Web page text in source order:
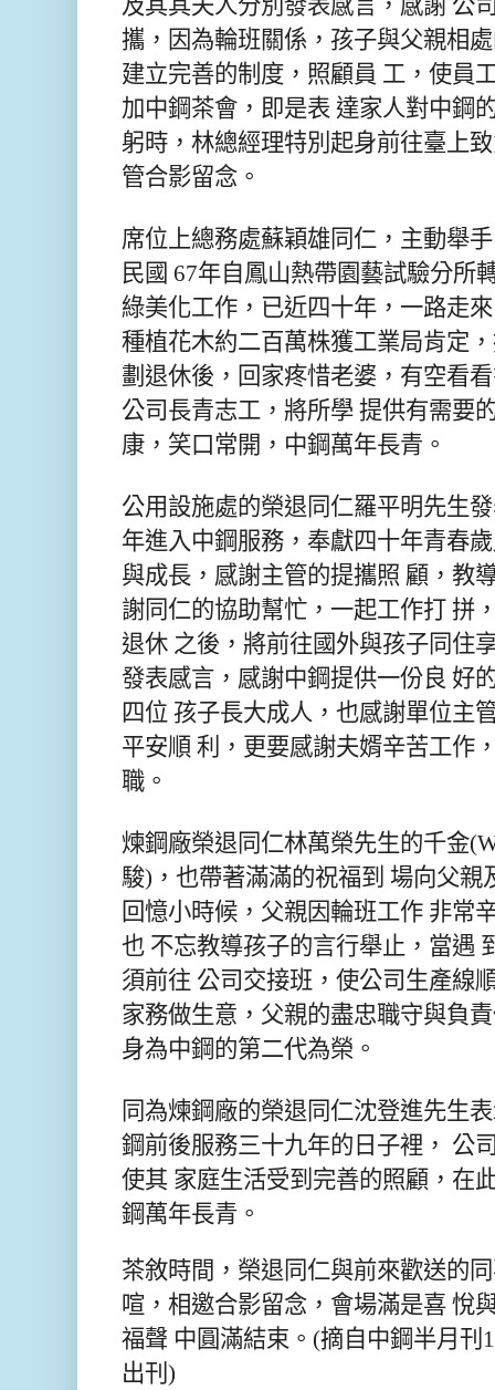
及其其夫人分別發表感言，感謝 公
攜，因為輪班關係，孩子與父親相
建立完善的制度，照顧員 工，使員
加中鋼茶會，即是表 達家人對中鋼
躬時，林總經理特別起身前往臺上
管合影留念。
席位上總務處蘇穎雄同仁，主動舉
民國 67年自鳳山熱帶園藝試驗分所
綠美化工作，已近四十年，一路走
種植花木約二百萬株獲工業局肯定
劃退休後，回家疼惜老婆，有空看
公司長青志工，將所學 提供有需要
康，笑口常開，中鋼萬年長青。
公用設施處的榮退同仁羅平明先生
年進入中鋼服務，奉獻四十年青春
與成長，感謝主管的提攜照 顧，教
謝同仁的協助幫忙，一起工作打 拼
退休 之後，將前往國外與孩子同住
發表感言，感謝中鋼提供一份良 好
四位 孩子長大成人，也感謝單位主
平安順 利，更要感謝夫婿辛苦工作
職。
煉鋼廠榮退同仁林萬榮先生的千金
駿)，也帶著滿滿的祝福到 場向父親
回憶小時候，父親因輪班工作 非常
也 不忘教導孩子的言行舉止，當遇
須前往 公司交接班，使公司生產線
家務做生意，父親的盡忠職守與負
身為中鋼的第二代為榮。
同為煉鋼廠的榮退同仁沈登進先生
鋼前後服務三十九年的日子裡， 公
使其 家庭生活受到完善的照顧，在
鋼萬年長青。
茶敘時間，榮退同仁與前來歡送的
喧，相邀合影留念，會場滿是喜 悅
福聲 中圓滿結束。(摘自中鋼半月刊
出刊)